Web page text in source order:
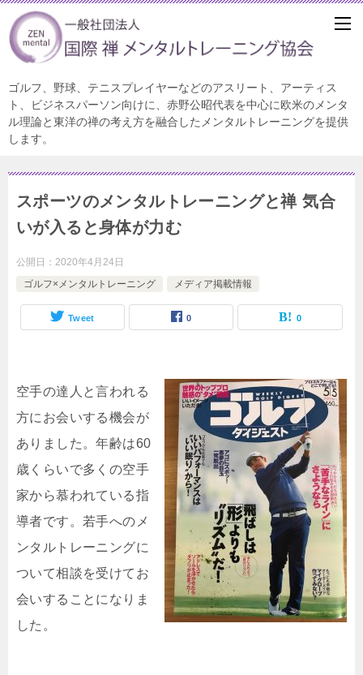
ゴルフ、野球、テニスプレイヤーなどのアスリート、アーティス
ト、ビジネスパーソン向けに、赤野公昭代表を中心に欧米のメンタ
ル理論と東洋の禅の考え方を融合したメンタルトレーニングを提供
します。
スポーツのメンタルトレーニングと禅 気合
いが入ると身体が力む
公開日： 2020年4月24日
ゴルフ×メンタルトレーニング
メディア掲載情報
Tweet 0 0
空手の達人と言われる
方にお会いする機会が
ありました。年齢は60
歳くらいで多くの空手
家から慕われている指
導者です。若手へのメ
ンタルトレーニングに
ついて相談を受けてお
会いすることになりま
した。